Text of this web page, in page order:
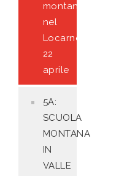
montana
nel
Locarnese
22
aprile
5A:
SCUOLA
MONTANA
IN
VALLE